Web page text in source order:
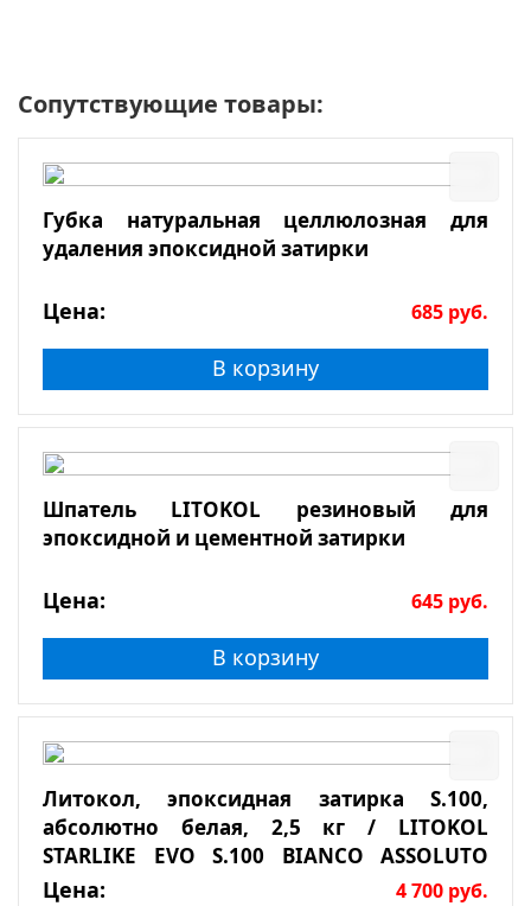
Сопутствующие товары:
Губка натуральная целлюлозная для
удаления эпоксидной затирки
Цена: 685 руб.
В корзину
Шпатель LITOKOL резиновый для
эпоксидной и цементной затирки
Цена: 645 руб.
В корзину
Литокол, эпоксидная затирка S.100,
абсолютно белая, 2,5 кг / LITOKOL
STARLIKE EVO S.100 BIANCO ASSOLUTO
2,5кг
Цена: 4 700 руб.